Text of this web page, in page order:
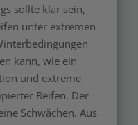
sollte klar sein,
unter extremen
kann, wie ein
und extreme
Reifen. Der
Schwächen. Aus